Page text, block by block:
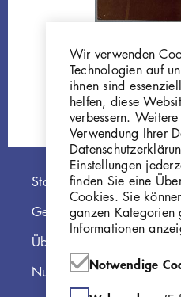
Mänade
GKFo-
Hauptnavigation
Startseite
Georg Kolbe Museum
Über die Online
Nutzungshinweise
Wir verwenden
Technologien auf
ihnen sind
helfen, diese
verbessern.
Verwendung Ihrer
Einstellungen
finden Sie eine
Cookies. Sie
ganzen Kategorien
Informationen
Notwendige